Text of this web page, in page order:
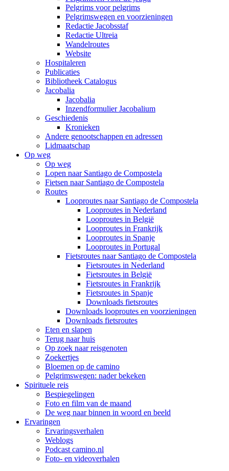
Pelgrims voor pelgrims
Pelgrimswegen en voorzieningen
Redactie Jacobsstaf
Redactie Ultreia
Wandelroutes
Website
Hospitaleren
Publicaties
Bibliotheek Catalogus
Jacobalia
Jacobalia
Inzendformulier Jacobalium
Geschiedenis
Kronieken
Andere genootschappen en adressen
Lidmaatschap
Op weg
Op weg
Lopen naar Santiago de Compostela
Fietsen naar Santiago de Compostela
Routes
Looproutes naar Santiago de Compostela
Looproutes in Nederland
Looproutes in België
Looproutes in Frankrijk
Looproutes in Spanje
Looproutes in Portugal
Fietsroutes naar Santiago de Compostela
Fietsroutes in Nederland
Fietsroutes in België
Fietsroutes in Frankrijk
Fietsroutes in Spanje
Downloads fietsroutes
Downloads looproutes en voorzieningen
Downloads fietsroutes
Eten en slapen
Terug naar huis
Op zoek naar reisgenoten
Zoekertjes
Bloemen op de camino
Pelgrimswegen: nader bekeken
Spirituele reis
Bespiegelingen
Foto en film van de maand
De weg naar binnen in woord en beeld
Ervaringen
Ervaringsverhalen
Weblogs
Podcast camino.nl
Foto- en videoverhalen